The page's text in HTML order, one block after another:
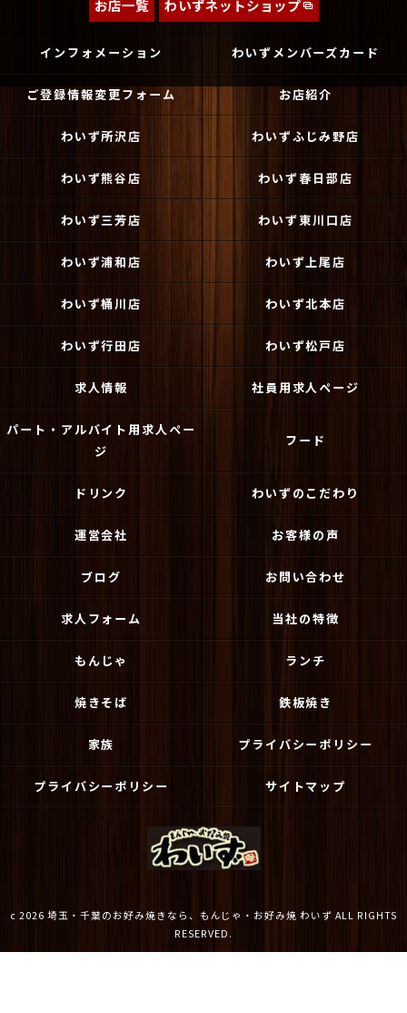
お店一覧 わいずネットショップ
インフォメーション わいずメンバーズカード
ご登録情報変更フォーム お店紹介
わいず所沢店 わいずふじみ野店
わいず熊谷店 わいず春日部店
わいず三芳店 わいず東川口店
わいず浦和店 わいず上尾店
わいず桶川店 わいず北本店
わいず行田店 わいず松戸店
求人情報 社員用求人ページ
パート・アルバイト用求人ペー
ジ
フード
ドリンク わいずのこだわり
運営会社 お客様の声
ブログ お問い合わせ
求人フォーム 当社の特徴
もんじゃ ランチ
焼きそば 鉄板焼き
家族 プライバシーポリシー
プライバシーポリシー サイトマップ
c 2026 埼玉・千葉のお好み焼きなら、もんじゃ・お好み焼 わいず ALL RIGHTS
RESERVED.